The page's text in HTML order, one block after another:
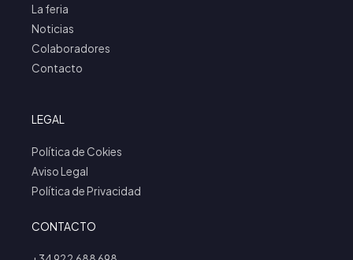
La feria
Noticias
Colaboradores
Contacto
LEGAL
Política de Cokies
Aviso Legal
Política de Privacidad
CONTACTO